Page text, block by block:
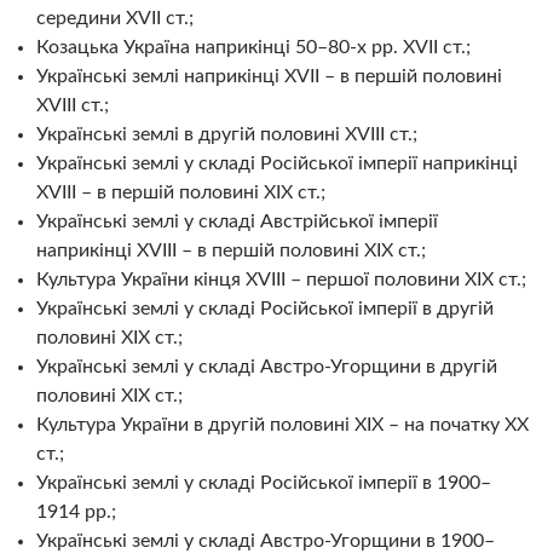
середини XVII ст.;
Козацька Україна наприкінці 50–80-х рр. XVII ст.;
Українські землі наприкінці XVII – в першій половині
XVIII ст.;
Українські землі в другій половині XVIII ст.;
Українські землі у складі Російської імперії наприкінці
XVIII – в першій половині XIX ст.;
Українські землі у складі Австрійської імперії
наприкінці XVIII – в першій половині XIX ст.;
Культура України кінця XVIII – першої половини XIX ст.;
Українські землі у складі Російської імперії в другій
половині XIX ст.;
Українські землі у складі Австро-Угорщини в другій
половині XIX ст.;
Культура України в другій половині XIX – на початку XX
ст.;
Українські землі у складі Російської імперії в 1900–
1914 рр.;
Українські землі у складі Австро-Угорщини в 1900–